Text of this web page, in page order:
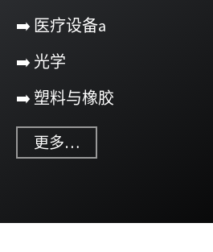
➡️ 医疗设备a
➡️ 光学
➡️ 塑料与橡胶
更多…